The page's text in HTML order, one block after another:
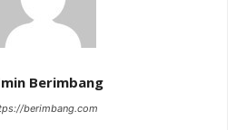
Berimbang
berimbang.com